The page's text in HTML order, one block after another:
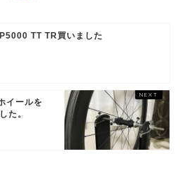
TT TR買いました
イールを
た。